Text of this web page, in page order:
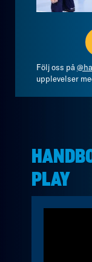
Följ oss på
upplevelser
PLAY